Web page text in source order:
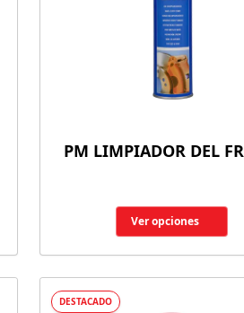
PM LIMPIADOR DEL
Ver opciones
DESTACADO